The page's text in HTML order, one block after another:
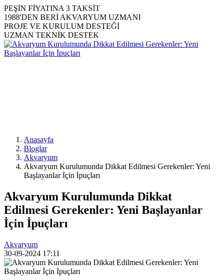
PEŞİN FİYATINA 3 TAKSİT
1988'DEN BERİ AKVARYUM UZMANI
PROJE VE KURULUM DESTEĞİ
UZMAN TEKNİK DESTEK
Anasayfa
Bloglar
Akvaryum
Akvaryum Kurulumunda Dikkat Edilmesi Gerekenler: Yeni
Başlayanlar İçin İpuçları
Akvaryum Kurulumunda Dikkat
Edilmesi Gerekenler: Yeni Başlayanlar
İçin İpuçları
Akvaryum
30-09-2024 17:11